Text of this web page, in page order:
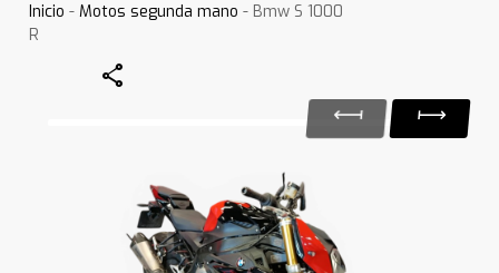
Inicio -Motos segunda mano - Bmw S 1000
R
Share